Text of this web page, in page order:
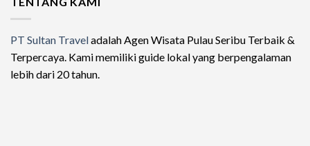
PT Sultan Traveladalah Agen Wisata Pulau Seribu Terbaik &
Terpercaya. Kami memiliki guide lokal yang berpengalaman
lebih dari 20 tahun.